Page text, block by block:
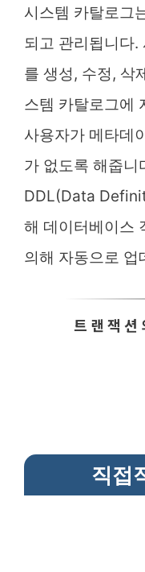
시스템 카탈로그
되고 관리됩니다.
를 생성, 수정, 삭
스템 카탈로그에
사용자가 메타데
가 없도록 해줍니
DDL(Data
해 데이터베이스
의해 자동으로 업
트랜잭
직접